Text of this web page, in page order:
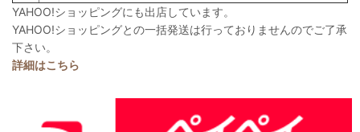
YAHOO!ショッピングにも出店しています。
YAHOO!ショッピングとの一括発送は行っておりませんのでご了承
下さい。
詳細はこちら